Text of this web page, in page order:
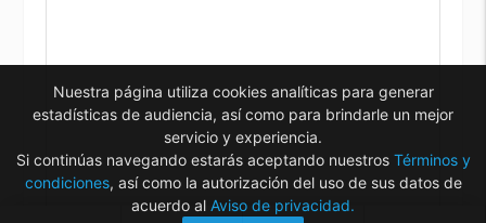
Nuestra página utiliza cookies analíticas para generar
estadísticas de audiencia, así como para brindarle un mejor
servicio y experiencia.
Si continúas navegando estarás aceptando nuestros Términos y
condiciones, así como la autorización del uso de sus datos de
acuerdo al Aviso de privacidad.